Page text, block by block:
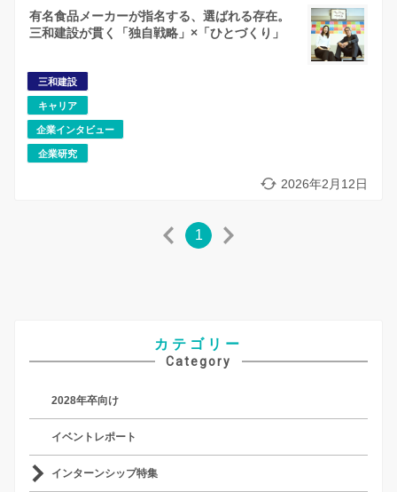
有名食品メーカーが指名する、選ばれる存在。
三和建設が貫く「独自戦略」×「ひとづくり」
三和建設
キャリア
企業インタビュー
企業研究
2026年2月12日
1
カテゴリー
Category
2028年卒向け
イベントレポート
インターンシップ特集